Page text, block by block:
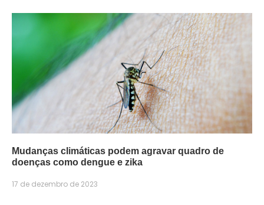
Mudanças climáticas podem agravar quadro de
doenças como dengue e zika
17 de dezembro de 2023